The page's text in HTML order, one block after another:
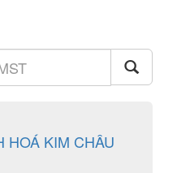
HOÁ KIM CHÂU